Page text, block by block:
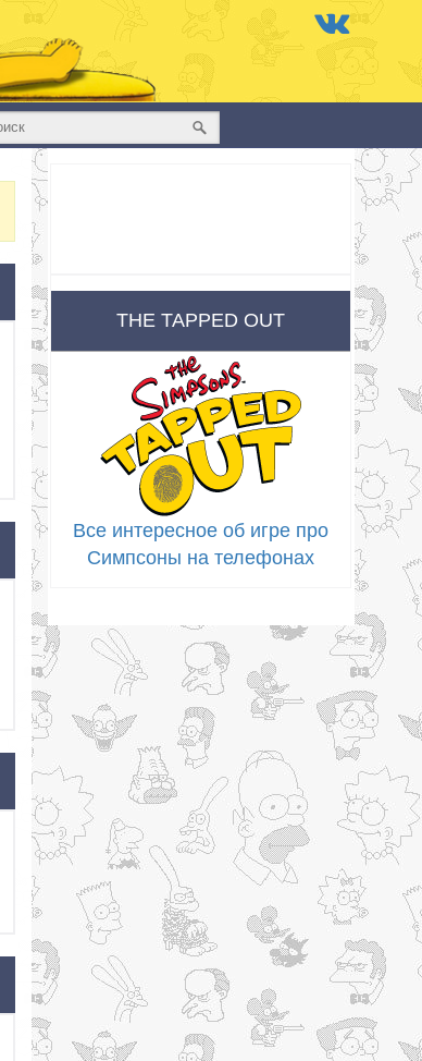
THE TAPPED OUT
Все интересное об игре про
Симпсоны на телефонах